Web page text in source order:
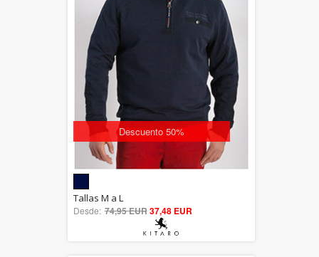
Descuento 50%
out of 5
Tallas M a L
Desde: 74,95 EUR37,48 EUR